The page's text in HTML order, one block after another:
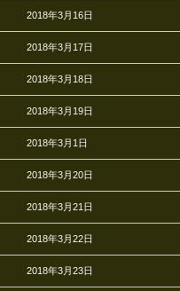
2018年3月16日
2018年3月17日
2018年3月18日
2018年3月19日
2018年3月1日
2018年3月20日
2018年3月21日
2018年3月22日
2018年3月23日